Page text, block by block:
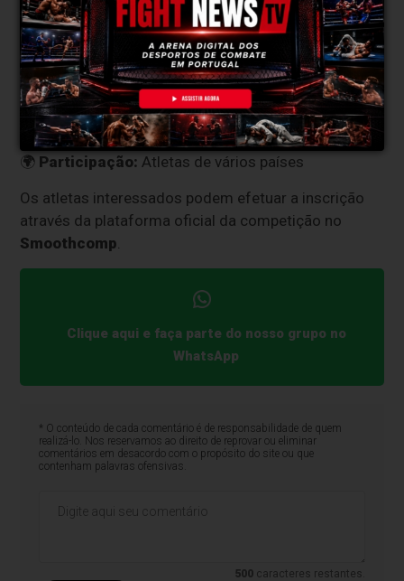
Imagem Instagram
PBJJF European Championship 2026
📍Local:Sintra, Portugal
📅Data de início:1 de agosto de 2026
🥋Modalidade: Jiu-Jitsu
🌍 Participação: Atletas de vários países
Os atletas interessados podem efetuar a inscrição
através da plataforma oficial da competição no
Smoothcomp.
Clique aqui e faça parte do nosso grupo no
WhatsApp
* O conteúdo de cada comentário é de responsabilidade de quem
realizá-lo. Nos reservamos ao direito de reprovar ou eliminar
comentários em desacordo com o propósito do site ou que
contenham palavras ofensivas.
500 caracteres restantes.